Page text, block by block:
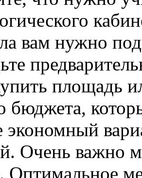
вам нужно
площадь
бюджета,
экономный
Очень важно
Оптимальное